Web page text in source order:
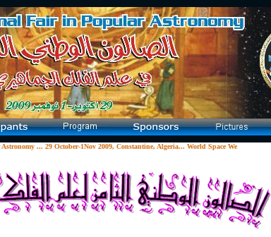
... 29 October-1Nov 2009, Constantine, Algeria... World Space Week 2009 ...